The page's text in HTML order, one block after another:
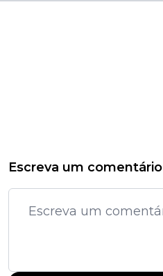
Escreva um comentário